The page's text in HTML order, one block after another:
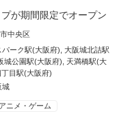
が期間限定でオープン
中央区
パーク駅(大阪府) ,大阪城北詰駅
城公園駅(大阪府)
天満橋駅(大
目駅(大阪府)
城
アニメ・ゲーム